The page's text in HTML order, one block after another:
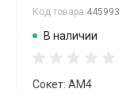
Код товара 445993
В наличии
Сокет: AM4